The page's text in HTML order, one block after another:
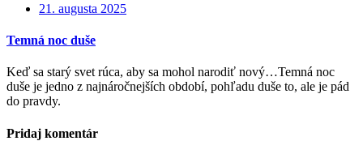
21. augusta 2025
Temná noc duše
Keď sa starý svet rúca, aby sa mohol narodiť nový…Temná noc
duše je jedno z najnáročnejších období, pohľadu duše to, ale je pád
do pravdy.
Pridaj komentár